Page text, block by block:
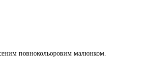
повнокольоровим малюнком.